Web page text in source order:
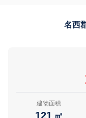
名西
建物面積
121 ㎡